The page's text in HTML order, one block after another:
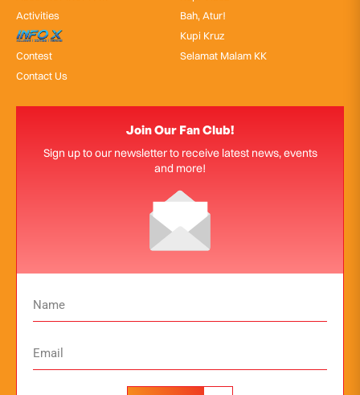
Activities
InfoX
Contest
Contact Us
Bah, Atur!
Kupi Kruz
Selamat Malam KK
Join Our Fan Club!
Sign up to our newsletter to receive latest news, events
and more!